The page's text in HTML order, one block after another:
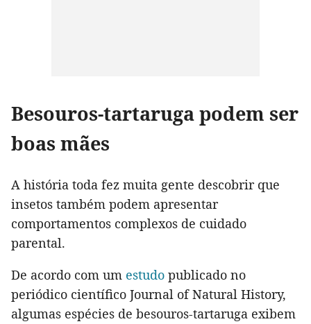
Besouros-tartaruga podem ser
boas mães
A história toda fez muita gente descobrir que
insetos também podem apresentar
comportamentos complexos de cuidado
parental.
De acordo com um estudo publicado no
periódico científico Journal of Natural History,
algumas espécies de besouros-tartaruga exibem